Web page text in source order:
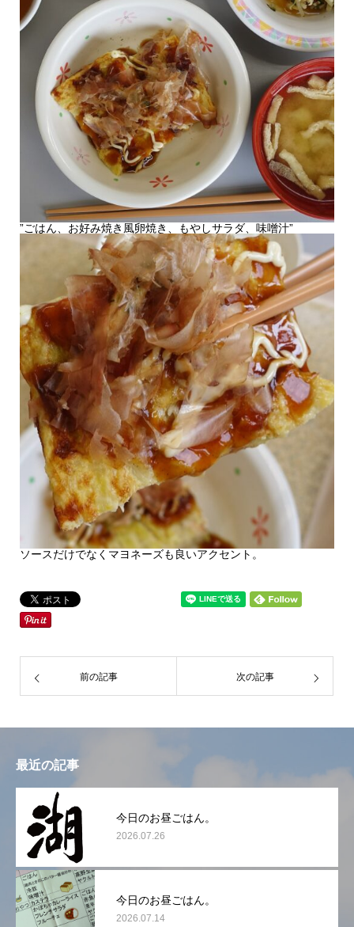
”ごはん、お好み焼き風卵焼き、もやしサラダ、味噌汁”
ソースだけでなくマヨネーズも良いアクセント。
前の記事 次の記事
最近の記事
今日のお昼ごはん。
2026.07.26
今日のお昼ごはん。
2026.07.14